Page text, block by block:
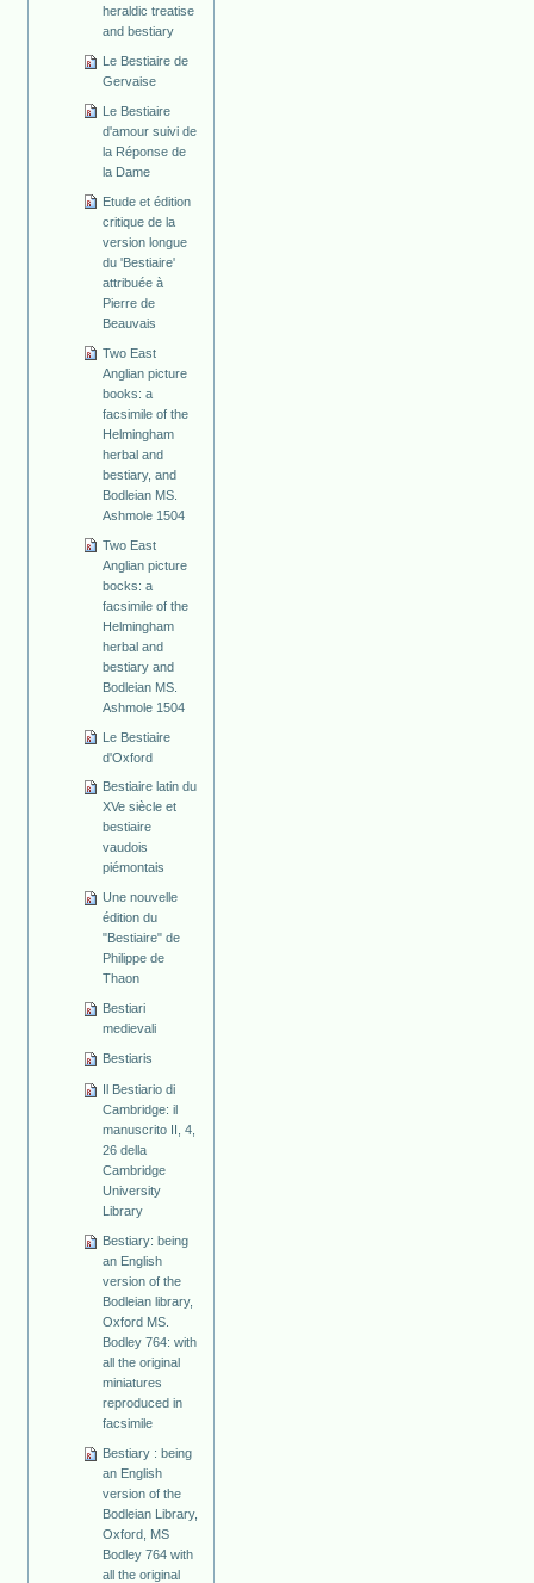
heraldic treatise
and bestiary
Le Bestiaire de
Gervaise
Le Bestiaire
d'amour suivi de
la Réponse de
la Dame
Etude et édition
critique de la
version longue
du 'Bestiaire'
attribuée à
Pierre de
Beauvais
Two East
Anglian picture
books: a
facsimile of the
Helmingham
herbal and
bestiary, and
Bodleian MS.
Ashmole 1504
Two East
Anglian picture
bocks: a
facsimile of the
Helmingham
herbal and
bestiary and
Bodleian MS.
Ashmole 1504
Le Bestiaire
d'Oxford
Bestiaire latin du
XVe siècle et
bestiaire
vaudois
piémontais
Une nouvelle
édition du
"Bestiaire" de
Philippe de
Thaon
Bestiari
medievali
Bestiaris
Il Bestiario di
Cambridge: il
manuscrito II, 4,
26 della
Cambridge
University
Library
Bestiary: being
an English
version of the
Bodleian library,
Oxford MS.
Bodley 764: with
all the original
miniatures
reproduced in
facsimile
Bestiary : being
an English
version of the
Bodleian Library,
Oxford, MS
Bodley 764 with
all the original